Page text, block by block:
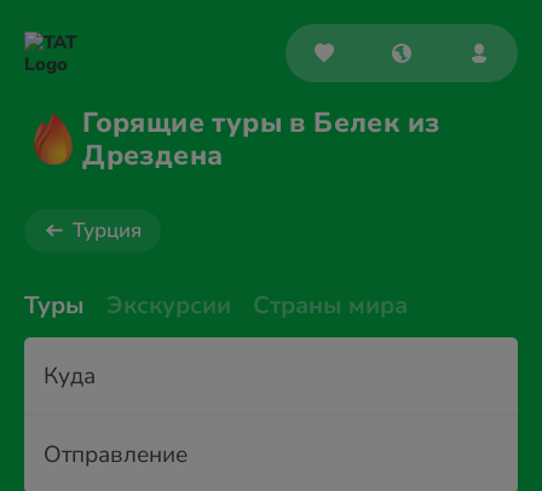
Горящие туры в Белек из
Дрездена
Турция
Туры Экскурсии Страны мира
Куда
Отправление